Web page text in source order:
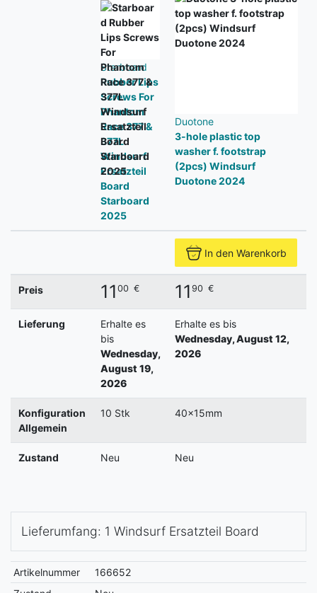
Starboard
Rubber Lips
Screws For
Phantom
Race 377 &
377L
Windsurf
Ersatzteil
Board
Starboard
2025
Duotone
3-hole plastic top
washer f. footstrap
(2pcs) Windsurf
Duotone 2024
In den Warenkorb
Preis 11 00 € 11 90 €
Lieferung
Erhalte es
bis
Wednesday,
August 19,
2026
Erhalte es bis
Wednesday, August 12,
2026
Konfiguration
Allgemein
10 Stk 40x15mm
Zustand Neu Neu
Lieferumfang: 1 Windsurf Ersatzteil Board
Artikelnummer
166652